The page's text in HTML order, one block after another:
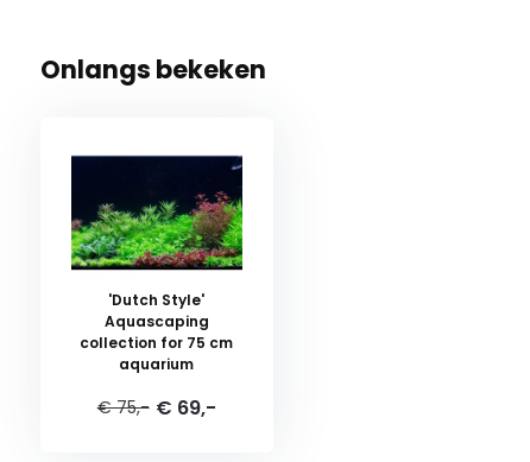
Onlangs bekeken
'Dutch Style'
Aquascaping
collection for 75 cm
aquarium
€ 75,- € 69,-